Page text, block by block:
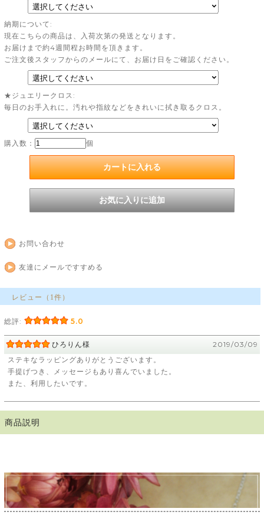
納期について:
現在こちらの商品は、入荷次第の発送となります。
お届けまで約4週間程お時間を頂きます。
ご注文後スタッフからのメールにて、お届け日をご確認ください。
★ジュエリークロス:
毎日のお手入れに。汚れや指紋などをきれいに拭き取るクロス。
購入数： 個
お問い合わせ
友達にメールですすめる
レビュー（1件）
総評: 5.0
ひろりん様
2019/03/09
ステキなラッピングありがとうございます。
手提げつき、メッセージもあり喜んでいました。
また、利用したいです。
商品説明